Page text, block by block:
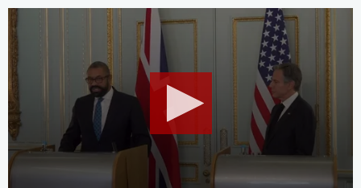
of
minutes,
23
seconds